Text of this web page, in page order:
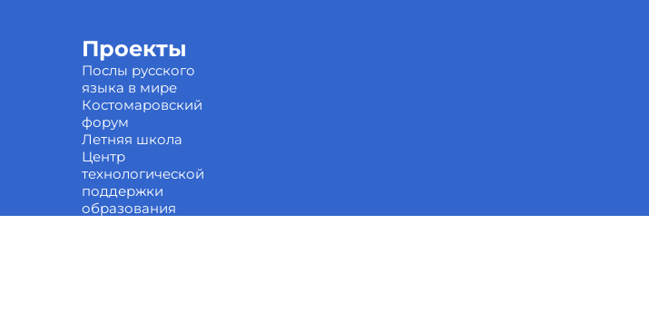
Проекты
Послы русского
языка в мире
Костомаровский
форум
Летняя школа
Центр
технологической
поддержки
образования